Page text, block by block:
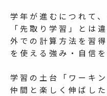
学年が進むにつれて
「先取り学習」とは
外での計算方法を習
を使える強み・自信
学習の土台「ワーキ
仲間と楽しく伸ばし